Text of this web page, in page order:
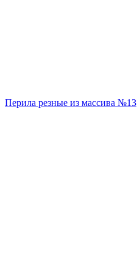
Перила резные из массива №13